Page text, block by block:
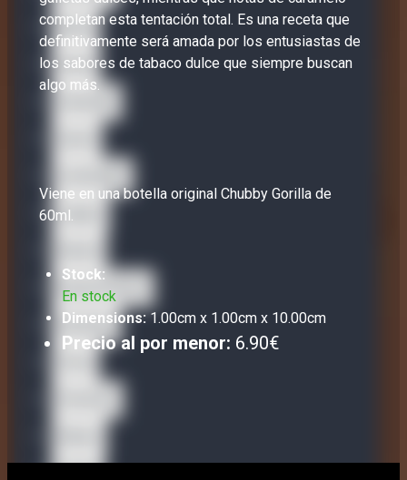
Bisha
Carat
Legacy
Sweet Dreams
SweetUp
completan esta tentación total. Es una receta que
definitivamente será amada por los entusiastas de
los sabores de tabaco dulce que siempre buscan
algo más.
Viene en una botella original Chubby Gorilla de
60ml.
Stock:
En stock
Dimensions: 1.00cm x 1.00cm x 10.00cm
Precio al por menor: 6.90€